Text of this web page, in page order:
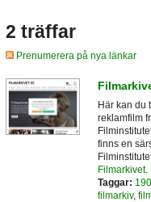
2 träffar
Prenumerera på nya länkar
Här kan du
reklamfilm
finns en
Filmarkivet.
Taggar:
filmarkiv,